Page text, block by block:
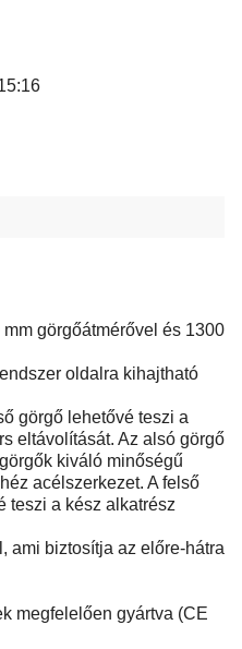
görgőátmérővel és 1300
oldalra kihajtható
görgő lehetővé teszi a
eltávolítását. Az alsó görgő
kiváló minőségű
acélszerkezet. A felső
teszi a kész alkatrész
ami biztosítja az előre-hátra
megfelelően gyártva (CE